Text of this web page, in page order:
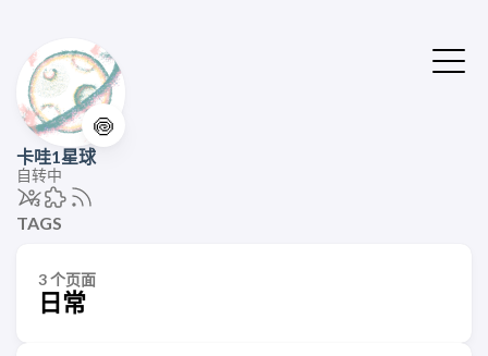
🍥
卡哇1星球
自转中
TAGS
3 个页面
日常